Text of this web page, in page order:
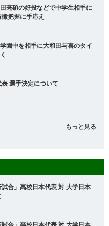
亮碩の好投などで中学生相手に
把握に手応え
園中を相手に大和田与喜のタイ
選手決定について
もっと見る
試合」高校日本代表 対 大学日本